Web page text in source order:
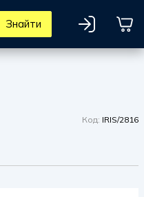
Знайти
Код: IRIS/2816